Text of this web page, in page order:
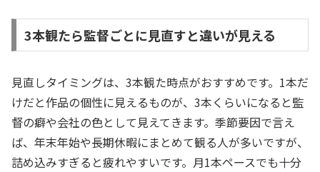
3本観たら監督ごとに見直すと違いが見える
見直しタイミングは、3本観た時点がおすすめです。1本だ
けだと作品の個性に見えるものが、3本くらいになると監
督の癖や会社の色として見えてきます。季節要因で言え
ば、年末年始や長期休暇にまとめて観る人が多いですが、
詰め込みすぎると疲れやすいです。月1本ペースでも十分